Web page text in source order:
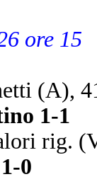
ore 15
(A),
1-1
rig.
0